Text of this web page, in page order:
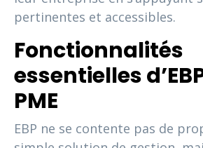
pertinentes et accessibles.
Fonctionnalités
essentielles
PME
EBP ne se contente pas de